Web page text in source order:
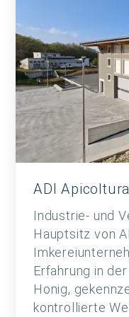
ADI
Industrie- und
Hauptsitz von
Erfahrung in
Honig,
kontrollierte